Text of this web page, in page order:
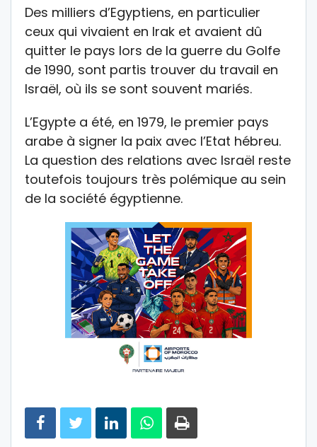
Des milliers d’Egyptiens, en particulier
ceux qui vivaient en Irak et avaient dû
quitter le pays lors de la guerre du Golfe
de 1990, sont partis trouver du travail en
Israël, où ils se sont souvent mariés.
L’Egypte a été, en 1979, le premier pays
arabe à signer la paix avec l’Etat hébreu.
La question des relations avec Israël reste
toutefois toujours très polémique au sein
de la société égyptienne.